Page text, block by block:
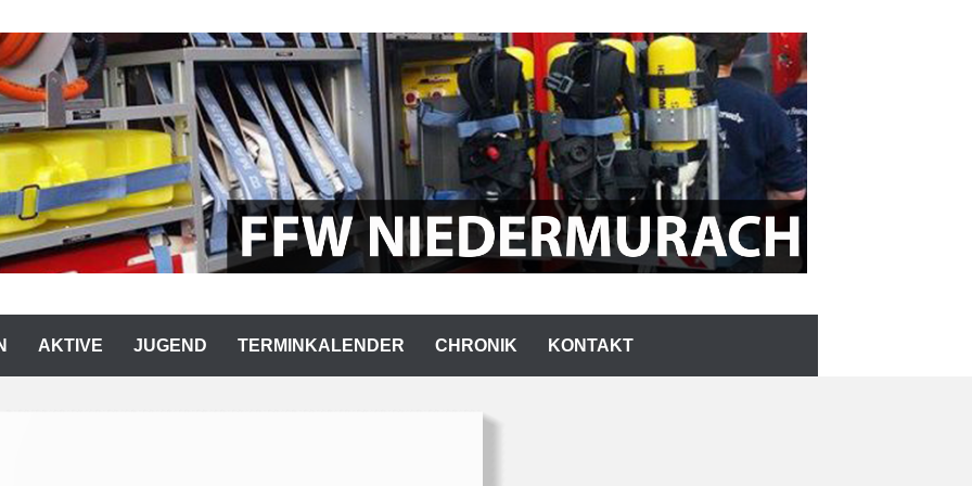
NIEDERMURACH
AKTIVE JUGEND TERMINKALENDER CHRONIK KONTAKT